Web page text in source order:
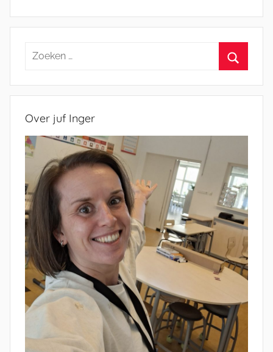
Zoeken
Over juf Inger